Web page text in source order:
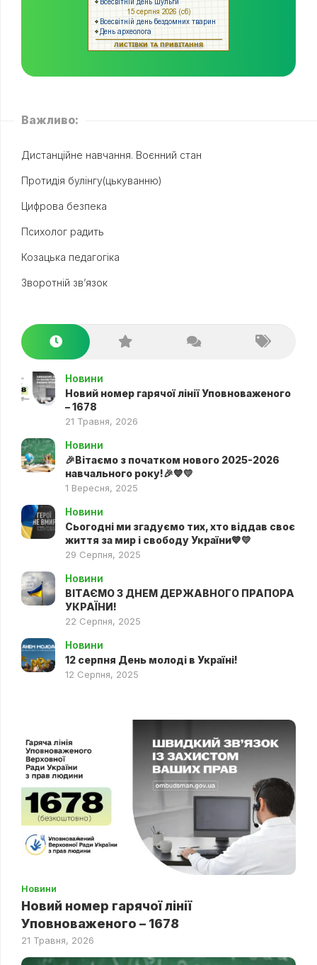
Важливо:
Дистанційне навчання. Воєнний стан
Протидія булінгу(цькуванню)
Цифрова безпека
Психолог радить
Козацька педагогіка
Зворотній зв’язок
Новини
Новий номер гарячої лінії Уповноваженого
– 1678
21 Травня, 2026
Новини
🎉Вітаємо з початком нового 2025-2026
навчального року!🎉💙💛
1 Вересня, 2025
Новини
Сьогодні ми згадуємо тих, хто віддав своє
життя за мир і свободу України💙💛
29 Серпня, 2025
Новини
ВІТАЄМО З ДНЕМ ДЕРЖАВНОГО ПРАПОРА
УКРАЇНИ!
22 Серпня, 2025
Новини
12 серпня День молоді в Україні!
12 Серпня, 2025
Новини
Новий номер гарячої лінії
Уповноваженого – 1678
21 Травня, 2026